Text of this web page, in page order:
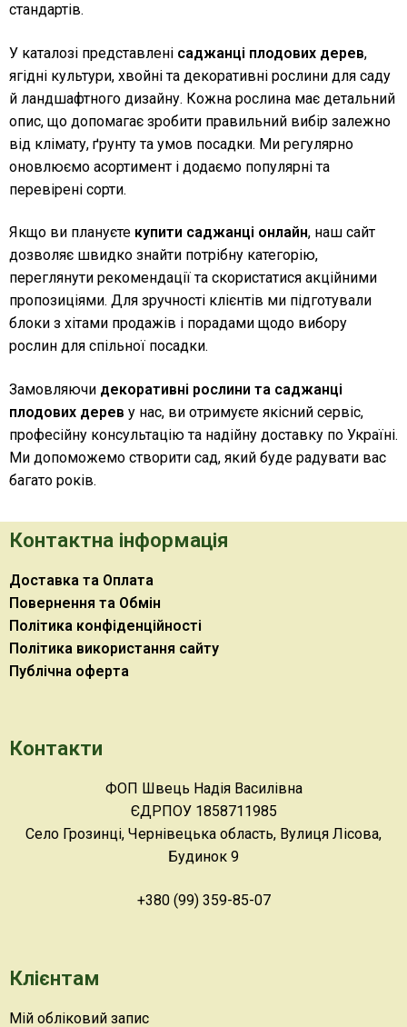
стандартів.
У каталозі представлені саджанці плодових дерев,
ягідні культури, хвойні та декоративні рослини для саду
й ландшафтного дизайну. Кожна рослина має детальний
опис, що допомагає зробити правильний вибір залежно
від клімату, ґрунту та умов посадки. Ми регулярно
оновлюємо асортимент і додаємо популярні та
перевірені сорти.
Якщо ви плануєте купити саджанці онлайн, наш сайт
дозволяє швидко знайти потрібну категорію,
переглянути рекомендації та скористатися акційними
пропозиціями. Для зручності клієнтів ми підготували
блоки з хітами продажів і порадами щодо вибору
рослин для спільної посадки.
Замовляючи декоративні рослини та саджанці
плодових дерев у нас, ви отримуєте якісний сервіс,
професійну консультацію та надійну доставку по Україні.
Ми допоможемо створити сад, який буде радувати вас
багато років.
Контактна інформація
Доставка та Оплата
Повернення та Обмін
Політика конфіденційності
Політика використання сайту
Публічна оферта
Контакти
ФОП Швець Надія Василівна
ЄДРПОУ 1858711985
Село Грозинці, Чернівецька область, Вулиця Лісова,
Будинок 9
+380 (99) 359-85-07
Клієнтам
Мій обліковий запис